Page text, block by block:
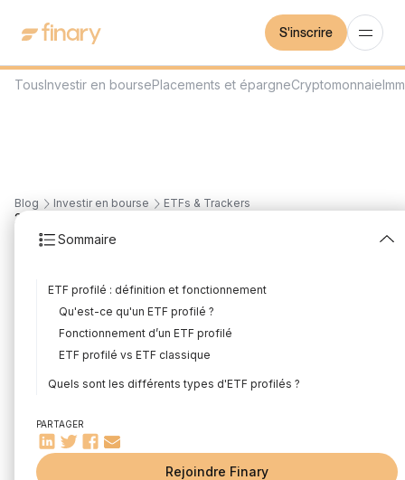
S'inscrire
Blog Investir en bourse ETFs & Trackers
Sommaire
ETF profilé : définition et fonctionnement
Qu'est-ce qu'un ETF profilé ?
Fonctionnement d’un ETF profilé
ETF profilé vs ETF classique
Quels sont les différents types d'ETF profilés ?
ETF à cycle de vie (à date cible)
Quels sont les avantages et les inconvénients d'un ETF
PARTAGER
Rejoindre Finary
20
profilé? Guide complet
Rédigé parFlorian Corteel Édité par
TousInvestir en boursePlacements et épargneCryptomonnaie